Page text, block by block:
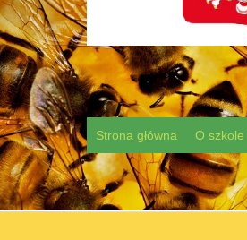
Strona główna O szkole